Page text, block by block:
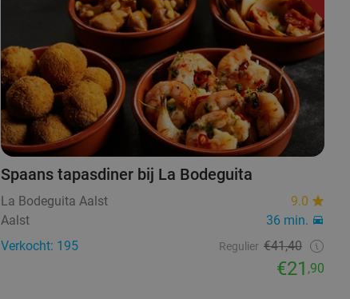
Spaans tapasdiner bij La Bodeguita
La Bodeguita Aalst
9.0
Aalst
36 min.
Verkocht: 195
Regulier €41,40
€21 ,90